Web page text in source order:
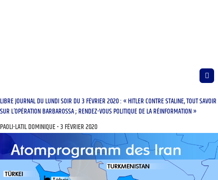
LIBRE JOURNAL DU LUNDI SOIR DU 3 FÉVRIER 2020 : « HITLER CONTRE STALINE, TOUT SAVOIR
SUR L’OPÉRATION BARBAROSSA ; RENDEZ-VOUS POLITIQUE DE LA RÉINFORMATION »
PAOLI-LATIL DOMINIQUE 3 FÉVRIER 2020